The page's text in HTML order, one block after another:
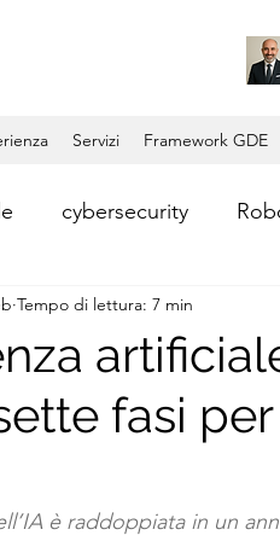
Servizi Framework GDE
cybersecurity
Consulente aziendale
Video AI Lead
Computing
fasi
Tempo di lettura: 7 min
è raddoppiata in un